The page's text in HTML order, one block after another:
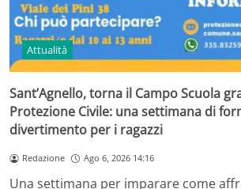
Attualità
Sant’Agnello, torna il Campo Scuola
Protezione Civile: una settimana di
divertimento per i ragazzi
Redazione Ago 6, 2026 14:16
Una settimana per imparare come